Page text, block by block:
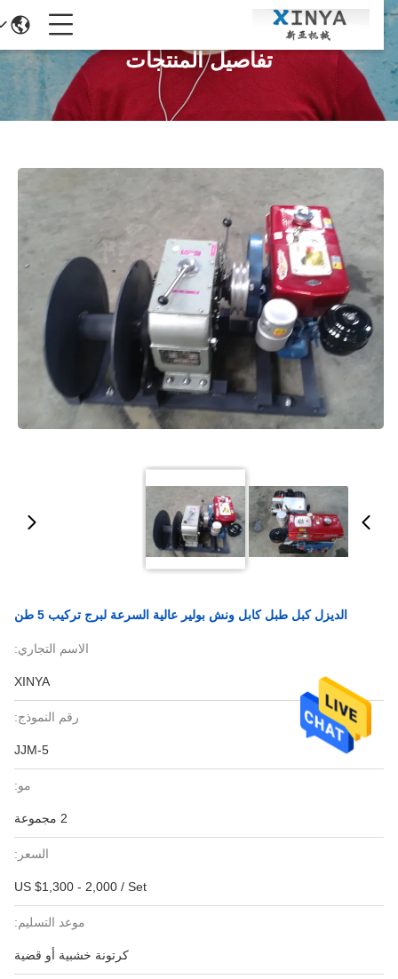
تفاصيل المنتجات
الديزل كبل طبل كابل ونش بولير عالية السرعة لبرج تركيب 5 طن
الاسم التجاري:
XINYA
رقم النموذج:
JJM-5
مو:
السعر:
US $1,300 - 2,000 / Set
موعد التسليم:
كرتونة خشبية أو قضية